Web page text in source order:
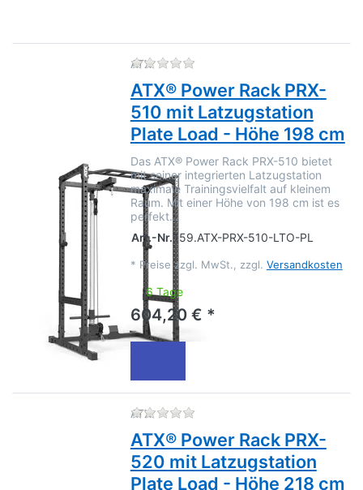
ATX Zu diesem Produkt liegen
ATX® Power Rack PRX-
510 mit Latzugstation
Plate Load - Höhe 198 cm
Das ATX® Power Rack PRX-510 bietet
mit seiner integrierten Latzugstation
maximale Trainingsvielfalt auf kleinem
Raum. Mit einer Höhe von 198 cm ist es
perfekt…
Art.-Nr.159.ATX-PRX-510-LTO-PL
* Preise zzgl. MwSt., zzgl. Versandkosten
6 Tage
604,20 € *
ATX Zu diesem Produkt liegen
ATX® Power Rack PRX-
520 mit Latzugstation
Plate Load - Höhe 218 cm